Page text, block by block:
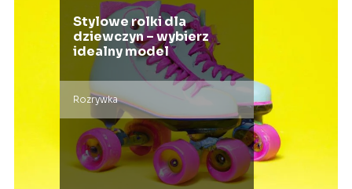
Stylowe rolki dla
dziewczyn – wybierz
idealny model
Rozrywka